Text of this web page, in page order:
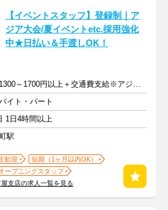
【イベントスタッフ】登録制｜ア
ジア大会/夏イベントetc.採用強化
中★日払い＆手渡しOK！
時給1300～1700円以上＋交通費支給※アジア大会手当もあり
イト・パート
1日4時間以上
駅
歓迎
短期（1ヶ月以内OK）
ープニングスタッフ
支店の求人一覧を見る